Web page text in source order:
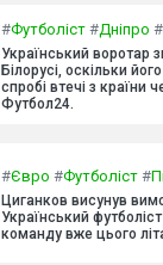
#Футболіст #Дніпро #
Український воротар
Білорусі, оскільки
спробі втечі з країни
Футбол24.
#Євро #Футболіст #
Циганков висунув
Український
команду вже цього